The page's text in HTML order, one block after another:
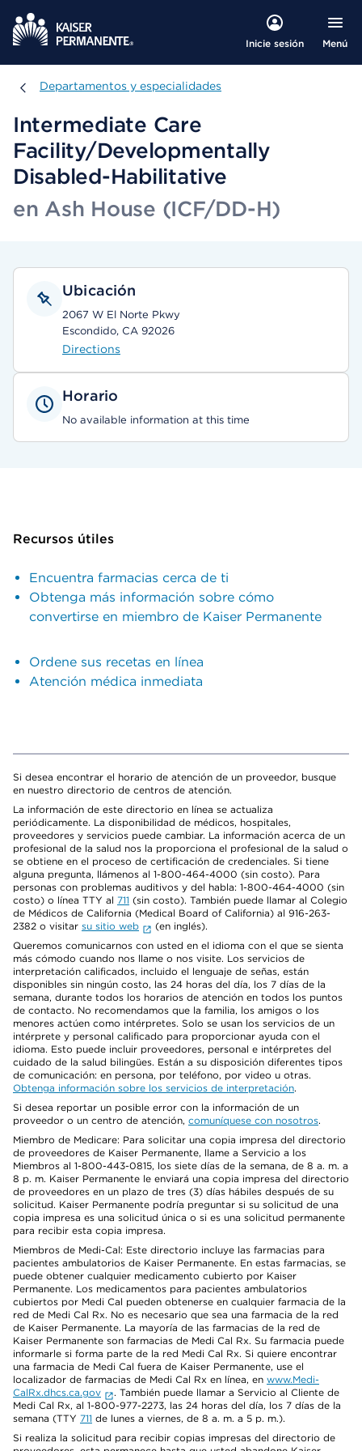
Inicie sesión Menú
Departamentos y especialidades
Departamentos y especialidades
Intermediate Care
Facility/Developmentally
Disabled-Habilitative
en Ash House (ICF/DD-H)
Ubicación
2067 W El Norte Pkwy
Escondido, CA 92026
Directions
Horario
No available information at this time
Recursos útiles
Encuentra farmacias cerca de ti
Obtenga más información sobre cómo
convertirse en miembro de Kaiser Permanente
Ordene sus recetas en línea
Atención médica inmediata
Si desea encontrar el horario de atención de un proveedor, busque
en nuestro directorio de centros de atención.
La información de este directorio en línea se actualiza
periódicamente. La disponibilidad de médicos, hospitales,
proveedores y servicios puede cambiar. La información acerca de un
profesional de la salud nos la proporciona el profesional de la salud o
se obtiene en el proceso de certificación de credenciales. Si tiene
alguna pregunta, llámenos al 1-800-464-4000 (sin costo). Para
personas con problemas auditivos y del habla: 1-800-464-4000 (sin
costo) o línea TTY al 711 (sin costo). También puede llamar al Colegio
de Médicos de California (Medical Board of California) al 916-263-
2382 o visitar su sitio web
(en inglés).
Queremos comunicarnos con usted en el idioma con el que se sienta
más cómodo cuando nos llame o nos visite. Los servicios de
interpretación calificados, incluido el lenguaje de señas, están
disponibles sin ningún costo, las 24 horas del día, los 7 días de la
semana, durante todos los horarios de atención en todos los puntos
de contacto. No recomendamos que la familia, los amigos o los
menores actúen como intérpretes. Solo se usan los servicios de un
intérprete y personal calificado para proporcionar ayuda con el
idioma. Esto puede incluir proveedores, personal e intérpretes del
cuidado de la salud bilingües. Están a su disposición diferentes tipos
de comunicación: en persona, por teléfono, por video u otras.
Obtenga información sobre los servicios de interpretación.
Si desea reportar un posible error con la información de un
proveedor o un centro de atención, comuníquese con nosotros.
Miembro de Medicare: Para solicitar una copia impresa del directorio
de proveedores de Kaiser Permanente, llame a Servicio a los
Miembros al 1-800-443-0815, los siete días de la semana, de 8 a. m. a
8 p. m. Kaiser Permanente le enviará una copia impresa del directorio
de proveedores en un plazo de tres (3) días hábiles después de su
solicitud. Kaiser Permanente podría preguntar si su solicitud de una
copia impresa es una solicitud única o si es una solicitud permanente
para recibir esta copia impresa.
Miembros de Medi-Cal: Este directorio incluye las farmacias para
pacientes ambulatorios de Kaiser Permanente. En estas farmacias, se
puede obtener cualquier medicamento cubierto por Kaiser
Permanente. Los medicamentos para pacientes ambulatorios
cubiertos por Medi Cal pueden obtenerse en cualquier farmacia de la
red de Medi Cal Rx. No es necesario que sea una farmacia de la red
de Kaiser Permanente. La mayoría de las farmacias de la red de
Kaiser Permanente son farmacias de Medi Cal Rx. Su farmacia puede
informarle si forma parte de la red Medi Cal Rx. Si quiere encontrar
una farmacia de Medi Cal fuera de Kaiser Permanente, use el
localizador de farmacias de Medi Cal Rx en línea, en www.Medi-
CalRx.dhcs.ca.gov
. También puede llamar a Servicio al Cliente de
Medi Cal Rx, al 1-800-977-2273, las 24 horas del día, los 7 días de la
semana (TTY 711 de lunes a viernes, de 8 a. m. a 5 p. m.).
Si realiza la solicitud para recibir copias impresas del directorio de